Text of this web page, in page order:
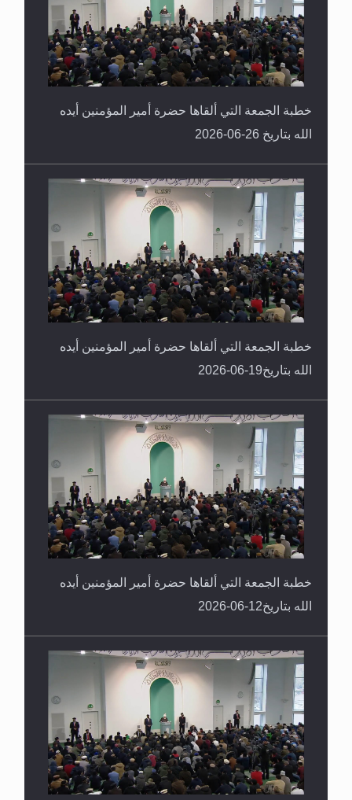
خطبة الجمعة التي ألقاها حضرة أمير المؤمنين أيده
الله بتاريخ 26-06-2026
خطبة الجمعة التي ألقاها حضرة أمير المؤمنين أيده
الله بتاريخ19-06-2026
خطبة الجمعة التي ألقاها حضرة أمير المؤمنين أيده
الله بتاريخ12-06-2026